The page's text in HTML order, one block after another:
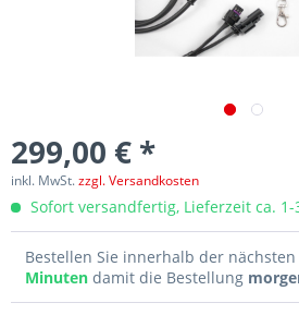
299,00 € *
inkl. MwSt.zzgl. Versandkosten
Sofort versandfertig, Lieferzeit ca. 1-
Bestellen Sie innerhalb der nächsten
Minuten damit die Bestellung